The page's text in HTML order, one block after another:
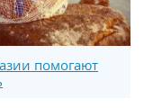
помогают